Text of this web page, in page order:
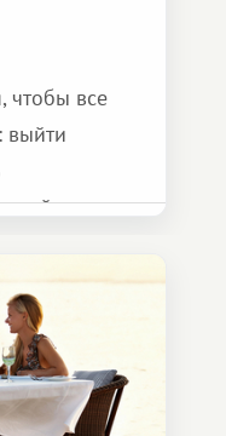
чтобы все
выйти